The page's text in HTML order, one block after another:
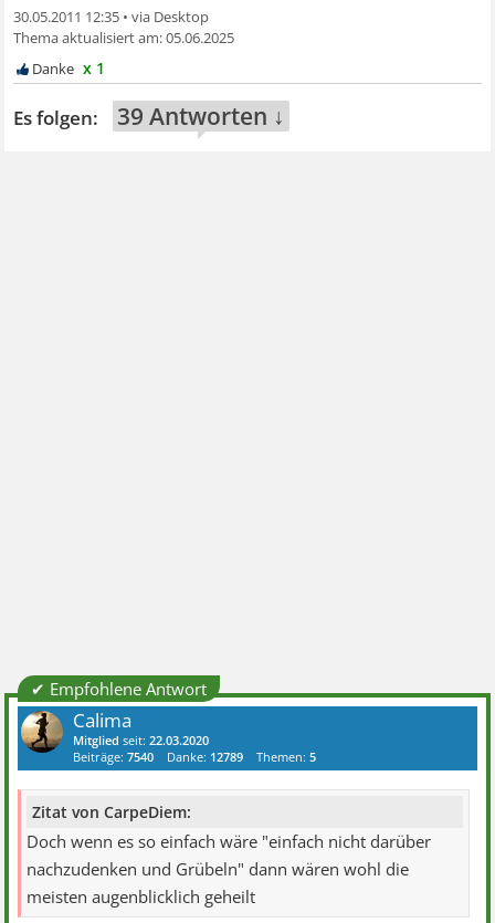
30.05.2011 12:35 •
05.06.2025
x 1
39 Antworten ↓
✔ Empfohlene Antwort
Calima
Mitglied seit:22.03.2020
Beiträge:7540 Danke: 12789 Themen:5
Zitat von CarpeDiem:
Doch wenn es so einfach wäre "einfach nicht darüber
nachzudenken und Grübeln" dann wären wohl die
meisten augenblicklich geheilt